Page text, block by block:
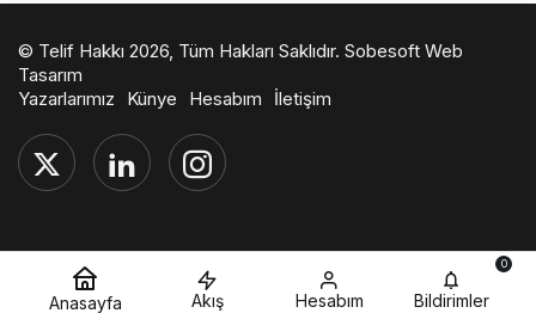
© Telif Hakkı 2026, Tüm Hakları Saklıdır. Sobesoft Web
Tasarım
Yazarlarımız
Künye Hesabım İletişim
Anasayfa Akış Hesabım Bildirimler
0